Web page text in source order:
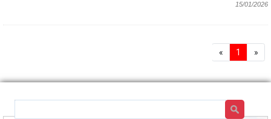
15/01/2026
« 1 »